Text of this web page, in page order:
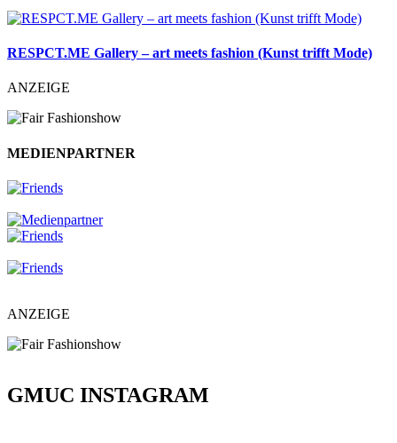
RESPCT.ME Gallery – art meets fashion (Kunst trifft Mode)
ANZEIGE
MEDIENPARTNER
ANZEIGE
GMUC INSTAGRAM